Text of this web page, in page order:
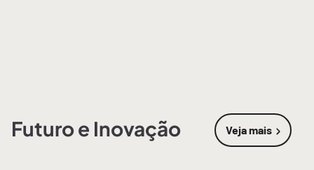
Futuro e Inovação Veja mais
sobre